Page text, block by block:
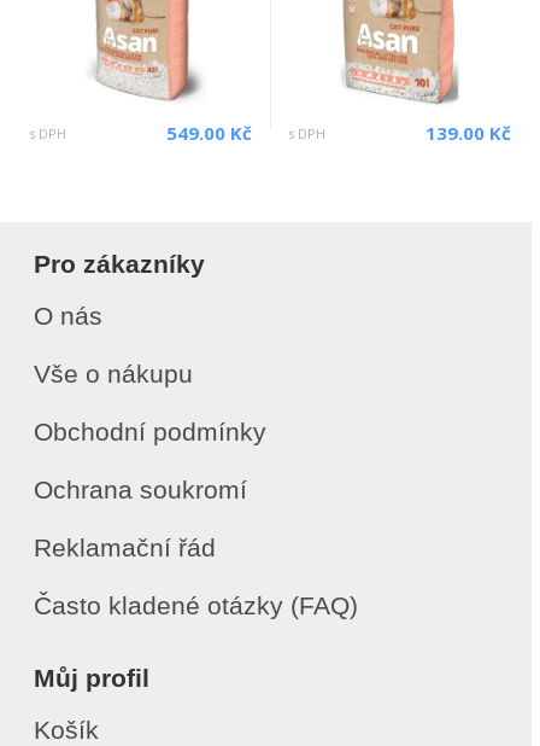
s DPH 549.00 Kč s DPH 139.00 Kč
Pro zákazníky
O nás
Vše o nákupu
Obchodní podmínky
Ochrana soukromí
Reklamační řád
Často kladené otázky (FAQ)
Můj profil
Košík